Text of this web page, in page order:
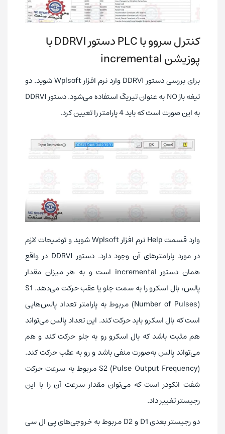
کنترل سروو با PLC دستور DDRVI با
پوزیشن incremental
برای بررسی دستور DDRVI وارد نرم افزار Wplsoft شوید. دو
تیغه باز NO به عنوان تیریگ استفاده می‌شود. دستور DDRVI
به این صورت است که باید 4 پارامتر را تعیین کرد.
وارد قسمت Help نرم افزار Wplsoft شوید و توضیحات لازم
در مورد پارامترهای آن وجود دارد. دستور DDRVI در واقع
همان دستور incremental است و به هر میزان مقدار
پالس، بال اسکرو را به سمت جلو یا عقب حرکت می‌دهد. S1
(Number of Pulses) مربوط به پارامتر تعداد پالس‌هایی
است که بال اسکرو باید حرکت کند. این تعداد پالس می‌تواند
هم مثبت باشد که بال اسکرو رو به جلو حرکت کند و هم
می‌تواند پالس به‌صورت منفی باشد و رو به عقب حرکت کند.
S2 (Pulse Output Frequency) مربوط به سرعت حرکت
شفت انکودر است که می‌توان مقدار سرعت آن را با این
رجیستر تغییر داد.
دو رجیستر بعدی D1 و D2 مربوط به خروجی‌های پی ال سی